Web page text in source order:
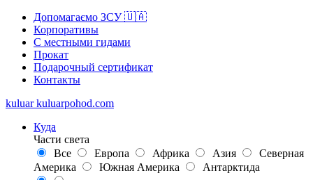
Допомагаємо ЗСУ 🇺🇦
Корпоративы
С местными гидами
Прокат
Подарочный сертификат
Контакты
kuluar kuluarpohod.com
Куда
Части света
Все
Европа Африка Азия
Северная
Америка
Южная Америка Антарктида